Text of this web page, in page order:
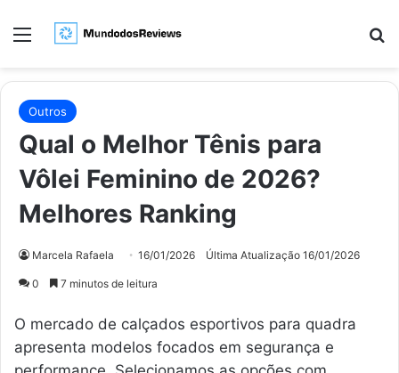
Menu
Outros
Qual o Melhor Tênis para
Vôlei Feminino de 2026?
Melhores Ranking
Marcela Rafaela 16/01/2026 Última Atualização 16/01/2026
0 7 minutos de leitura
O mercado de calçados esportivos para quadra
apresenta modelos focados em segurança e